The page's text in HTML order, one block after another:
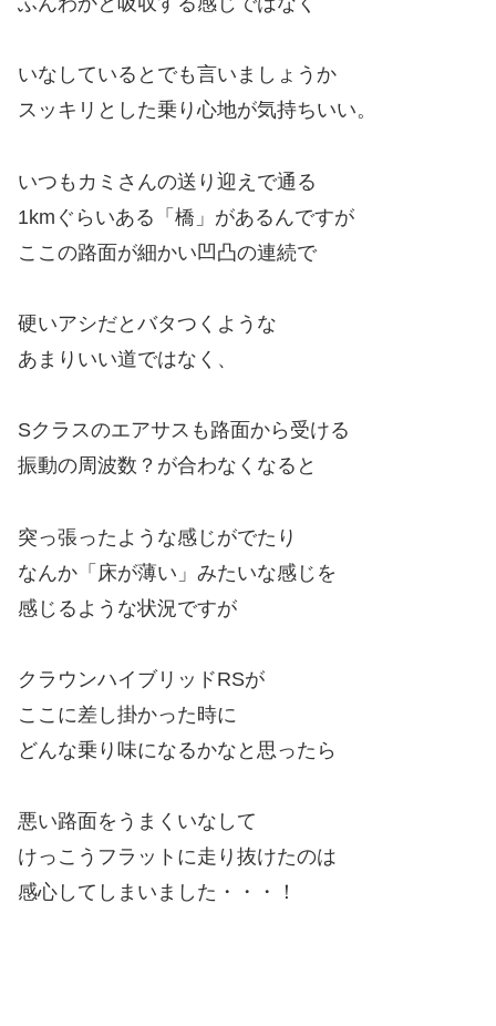
いなしているとでも言いましょうか
スッキリとした乗り心地が気持ちいい。
いつもカミさんの送り迎えで通る
1kmぐらいある「橋」があるんですが
ここの路面が細かい凹凸の連続で
硬いアシだとバタつくような
あまりいい道ではなく、
Sクラスのエアサスも路面から受ける
振動の周波数？が合わなくなると
突っ張ったような感じがでたり
なんか「床が薄い」みたいな感じを
感じるような状況ですが
クラウンハイブリッドRSが
ここに差し掛かった時に
どんな乗り味になるかなと思ったら
悪い路面をうまくいなして
けっこうフラットに走り抜けたのは
感心してしまいました・・・！